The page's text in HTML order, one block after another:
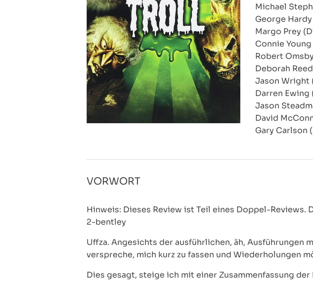
Michael
George
Margo Prey
Connie
Robert
Deborah
Jason Wright
Darren Ewing
Jason
David
Gary Carlson
VORWORT
Hinweis: Dieses Review ist Teil eines Doppel-
2-bentley
Uffza. Angesichts der ausführlichen, äh, Ausführungen
verspreche, mich kurz zu fassen und Wiederholungen
Dies gesagt, steige ich mit einer Zusammenfassung